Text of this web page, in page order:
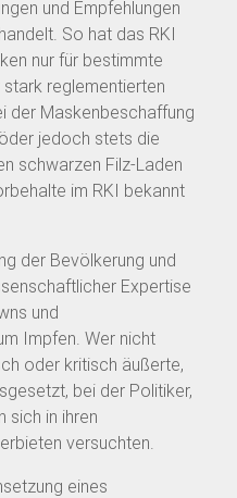
und Empfehlungen
So hat das RKI
nur für bestimmte
reglementierten
der Maskenbeschaffung
jedoch stets die
schwarzen Filz-Laden
im RKI bekannt
der Bevölkerung und
Expertise
und
Impfen. Wer nicht
oder kritisch äußerte,
bei der Politiker,
sich in ihren
versuchten.
eines